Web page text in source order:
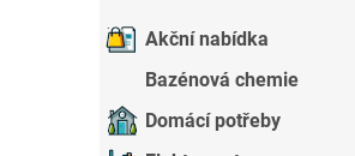
Akční nabídka
Bazénová chemie
Domácí potřeby